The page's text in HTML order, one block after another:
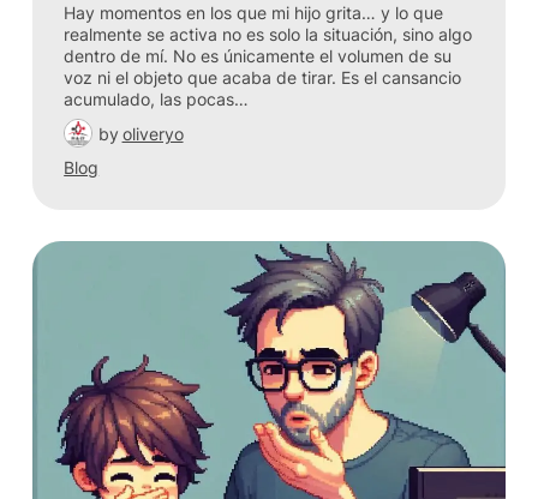
Hay momentos en los que mi hijo grita… y lo que
realmente se activa no es solo la situación, sino algo
dentro de mí. No es únicamente el volumen de su
voz ni el objeto que acaba de tirar. Es el cansancio
acumulado, las pocas…
by oliveryo
Blog